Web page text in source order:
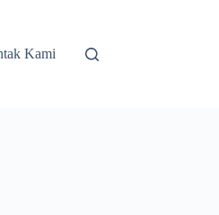
Kami